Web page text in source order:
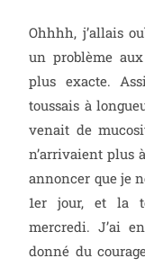
Ohhhh, j’allais
un problème
plus exacte.
toussais à
venait de
n’arrivaient plus
annoncer que je
1er jour, et la
mercredi. J’ai
donné du